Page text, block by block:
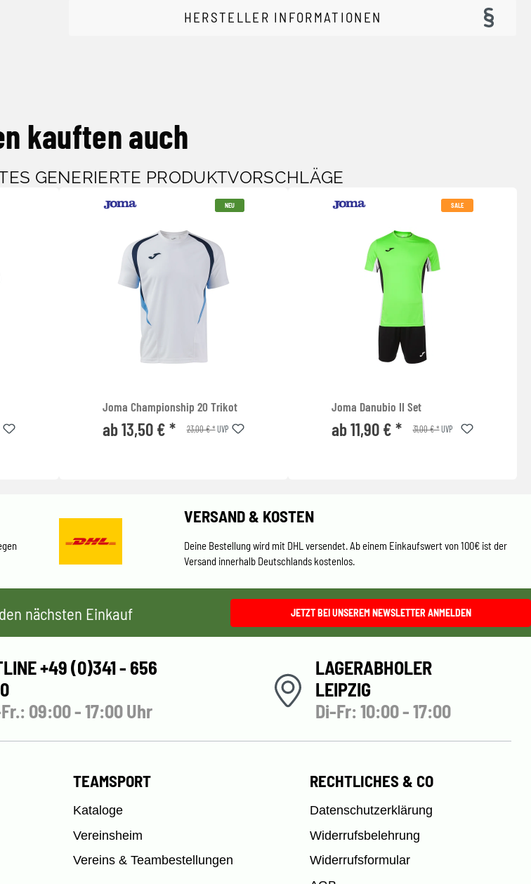
HERSTELLER INFORMATIONEN
kauften auch
GENERIERTE PRODUKTVORSCHLÄGE
NEU
Joma Championship 20 Trikot
ab 13,50 € * 23,00 € *UVP
SALE
Joma Danubio II Set
ab 11,90 € * 31,00 € *UVP
VERSAND & KOSTEN
Deine Bestellung wird mit DHL versendet. Ab einem Einkaufswert von 100€ ist der
Versand innerhalb Deutschlands kostenlos.
nächsten Einkauf JETZT BEI UNSEREM NEWSLETTER ANMELDEN
+49 (0)341 - 656
09:00 - 17:00 Uhr
LAGERABHOLER
LEIPZIG
Di-Fr: 10:00 - 17:00
TEAMSPORT
Kataloge
Vereinsheim
Vereins & Teambestellungen
RECHTLICHES & CO
Datenschutzerklärung
Widerrufsbelehrung
Widerrufsformular